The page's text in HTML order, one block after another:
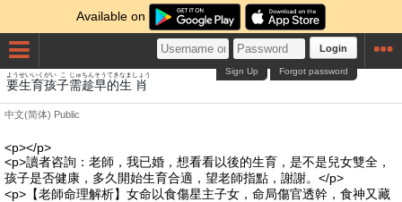
Available on
Login
Forgot password
Sign Up
要
よう
生育
せいいく
孩
がい
子
こ
需
じゅ
趁
ちん
早
そう
的
てき
生
なま
肖
しょう
中文(简体) Public
<p></p>
<p>讀者咨詢：老師，我已婚，想看看以後的生育，是不是兒女雙全，
孩子是否健康，多久開始生育合適，望老師指點，謝謝。</p>
<p>【老師命理解析】女命以食傷星主子女，命局傷官透幹，食神又藏